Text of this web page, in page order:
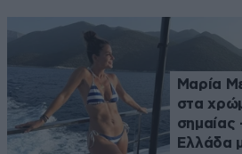
Μαρία
στα
Ελλάδα